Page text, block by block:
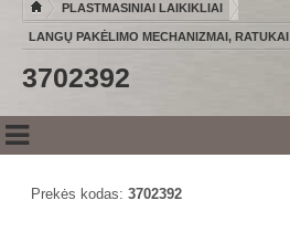
PLASTMASINIAI LAIKIKLIAI
LANGŲ PAKĖLIMO MECHANIZMAI, RATUKAI
3702392
Prekės kodas: 3702392